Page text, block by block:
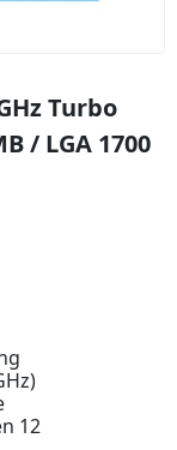
Turbo
/ LGA 1700
12